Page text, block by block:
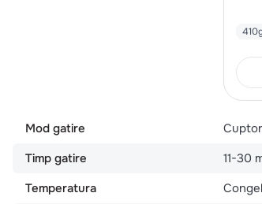
Mod gatire Cuptor
Timp gatire
11-30
Temperatura